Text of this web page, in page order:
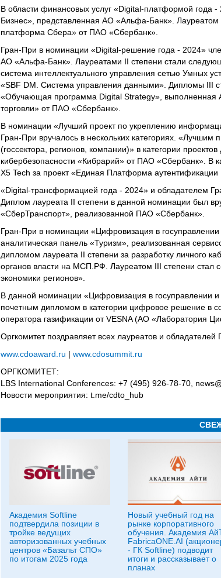
В области финансовых услуг «Digital-платформой года
Бизнес», представленная АО «Альфа-Банк».
платформа Сбера» от ПАО «Сбербанк».
Гран-При в номинации «Digital-решение года - 2024»
АО «Альфа-Банк». Лауреатами II степени стали
система интеллектуального управления сетью Умных
«SBF DM. Система управления данными». Дипломы III
«Обучающая программа Digital Strategy»,
торговли» от ПАО «Сбербанк».
В номинации «Лучший проект по укреплению
Гран-При вручалось в нескольких категориях.
(госсектора, регионов, компании)» в категории
кибербезопасности «Кибрарий» от ПАО «Сбербанк». В
Х5 Tech за проект «Единая Платформа аутентификации
«Digital-трансформацией года - 2024» и обладателем
Диплом лауреата II степени в данной номинации был
«СберТранспорт», реализованной ПАО «Сбербанк».
Гран-При в номинации «Цифровизация в
аналитическая панель «Туризм», реализованная
дипломом лауреата II степени за разработку личного
органов власти на МСП.РФ. Лауреатом III степени стал
экономики регионов».
В данной номинации «Цифровизация в госуправлении
почетным дипломом в категории цифровое решение в
оператора газификации от VESNA (АО «Лаборатория
Оргкомитет поздравляет всех лауреатов и
www.cdoaward.ru | www.cdosummit.ru
ОРГКОМИТЕТ:
LBS International Conferences: +7 (495) 926-78-70,
Новости мероприятия: t.me/cdto_hub
Академия Softline
подтвердила позиции в
тройке ведущих
авторизованных учебных
центров «Базальт СПО»
по итогам 2025 года
Новый учебный год на
рынке корпоративного
обучения. Академия
FabricaONE.AI
- ГК Softline) подводит
итоги и рассказывает о
планах